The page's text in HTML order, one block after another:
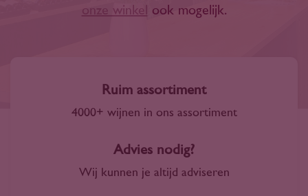
onze winkel
ook mogelijk.
Ruim assortiment
4000+ wijnen in ons assortiment
Advies nodig?
Wij kunnen je altijd adviseren